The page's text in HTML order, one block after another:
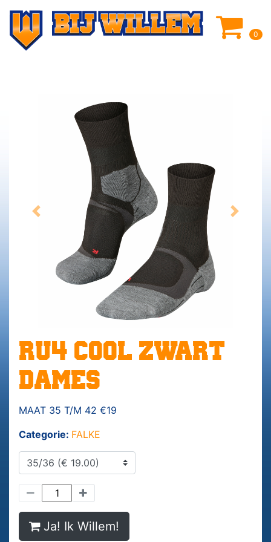
0
Previous Next
RU4 COOL ZWART
DAMES
MAAT 35 T/M 42 €19
Categorie: FALKE
Ja! Ik Willem!